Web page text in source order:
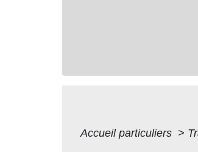
Accueil particuliers >